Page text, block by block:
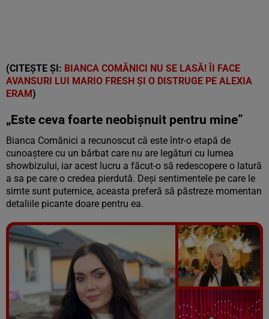
(CITEȘTE ȘI: BIANCA COMĂNICI NU SE LASĂ! ÎI FACE
AVANSURI LUI MARIO FRESH ȘI O DISTRUGE PE ALEXIA
ERAM)
„Este ceva foarte neobișnuit pentru mine”
Bianca Comănici a recunoscut că este într-o etapă de
cunoaștere cu un bărbat care nu are legături cu lumea
showbizului, iar acest lucru a făcut-o să redescopere o latură
a sa pe care o credea pierdută. Deși sentimentele pe care le
simte sunt puternice, aceasta preferă să păstreze momentan
detaliile picante doare pentru ea.